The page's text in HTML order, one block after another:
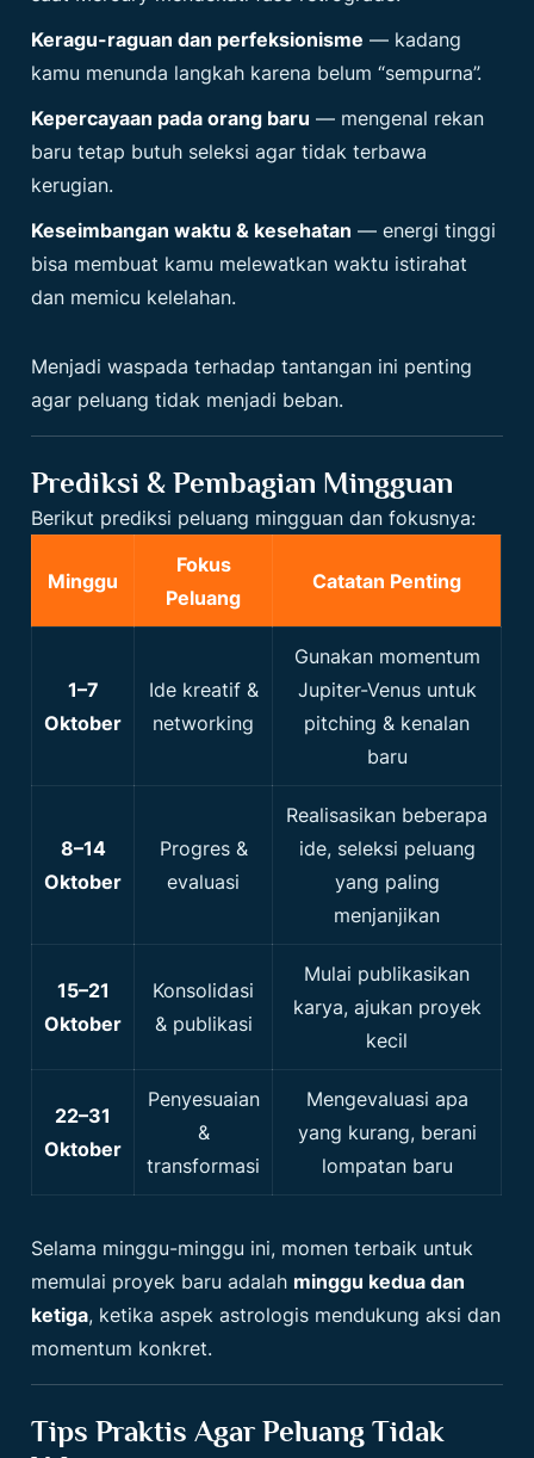
Keragu-raguan dan perfeksionisme — kadang
kamu menunda langkah karena belum “sempurna”.
Kepercayaan pada orang baru — mengenal rekan
baru tetap butuh seleksi agar tidak terbawa
kerugian.
Keseimbangan waktu & kesehatan — energi tinggi
bisa membuat kamu melewatkan waktu istirahat
dan memicu kelelahan.
Menjadi waspada terhadap tantangan ini penting
agar peluang tidak menjadi beban.
Prediksi & Pembagian Mingguan
Berikut prediksi peluang mingguan dan fokusnya:
Minggu
Fokus
Peluang
Catatan Penting
1–7
Oktober
Ide kreatif &
networking
Gunakan momentum
Jupiter-Venus untuk
pitching & kenalan
baru
8–14
Oktober
Progres &
evaluasi
Realisasikan beberapa
ide, seleksi peluang
yang paling
menjanjikan
15–21
Oktober
Konsolidasi
& publikasi
Mulai publikasikan
karya, ajukan proyek
kecil
22–31
Oktober
Penyesuaian
&
transformasi
Mengevaluasi apa
yang kurang, berani
lompatan baru
Selama minggu-minggu ini, momen terbaik untuk
memulai proyek baru adalah minggu kedua dan
ketiga, ketika aspek astrologis mendukung aksi dan
momentum konkret.
Tips Praktis Agar Peluang Tidak